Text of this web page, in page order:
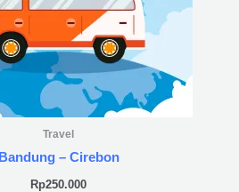
Travel
Bandung – Cirebon
Rp250.000